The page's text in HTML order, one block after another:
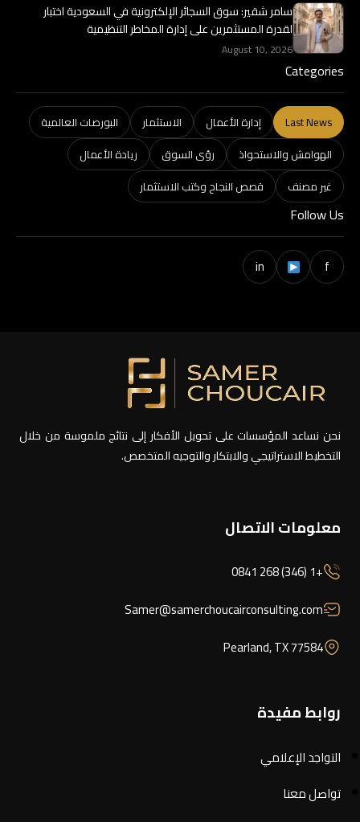
سامر شقير: سوق السجائر الإلكترونية في السعودية اختبار
لقدرة المستثمرين على إدارة المخاطر التنظيمية
August 10, 2026
Categories
Last News إدارة الأعمال الاستثمار
البورصات العالمية
الهوامش والاستحواذ
رؤى السوق
ريادة الأعمال
غير مصنف
قصص النجاح وكتب الاستثمار
Follow Us
f
in
نحن نساعد المؤسسات على تحويل الأفكار إلى نتائج ملموسة من خلال
التخطيط الاستراتيجي والابتكار والتوجيه المتخصص.
معلومات الاتصال
+1 (346) 268 0841
Samer@samerchoucairconsulting.com
Pearland, TX 77584
روابط مفيدة
التواجد الإعلامي
تواصل معنا